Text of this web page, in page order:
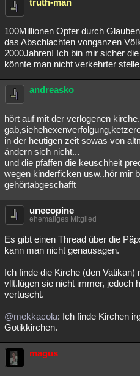
truth-man
100Millionen Opfer durch
das Abschlachten vonganzen
2000Jahren! Ich bin mir sicher
könnte man nicht verkehrter
andreasko
hört auf mit der verlogenen
in der heutigen zeit sowas von
ändern sich nicht...
und die pfaffen die keuschheit
wegen kinderficken usw..hör mir
gehörtabgeschafft
unecopine
ehemaliges Mitglied
Es gibt einen Thread über die
kann man nicht genausagen.
Ich finde die Kirche (den Vatikan)
vllt.lügen sie nicht immer, jedoch
vertuscht.
@mekkacola: Ich finde Kirchen
Gotikkirchen.
magus